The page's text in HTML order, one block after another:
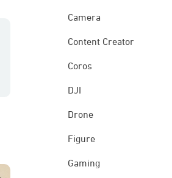
Camera
Content Creator
Coros
DJI
Drone
Figure
Gaming